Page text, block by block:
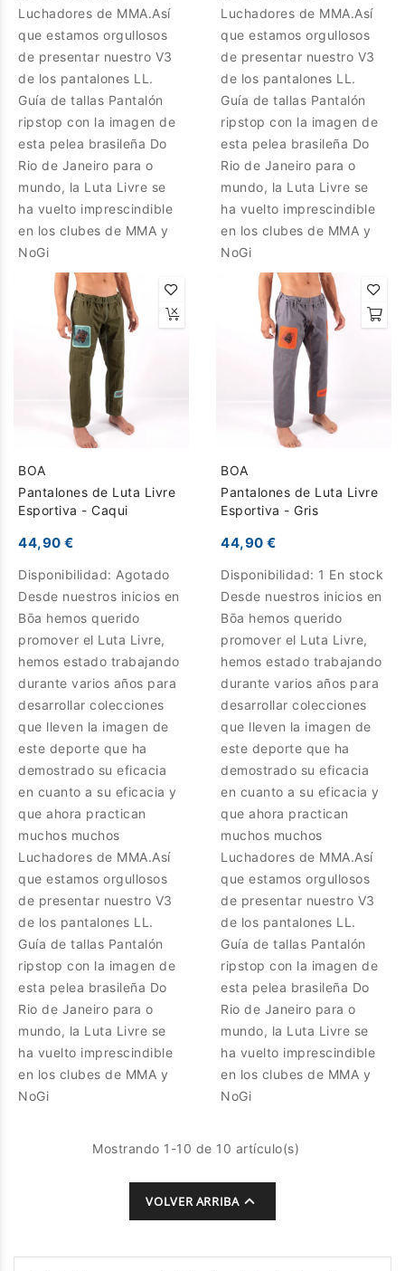
Luchadores de MMA.Así
que estamos orgullosos
de presentar nuestro V3
de los pantalones LL.
Guía de tallas Pantalón
ripstop con la imagen de
esta pelea brasileña Do
Rio de Janeiro para o
mundo, la Luta Livre se
ha vuelto imprescindible
en los clubes de MMA y
NoGi
Luchadores de MMA.Así
que estamos orgullosos
de presentar nuestro V3
de los pantalones LL.
Guía de tallas Pantalón
ripstop con la imagen de
esta pelea brasileña Do
Rio de Janeiro para o
mundo, la Luta Livre se
ha vuelto imprescindible
en los clubes de MMA y
NoGi
BOA
Pantalones de Luta Livre
Esportiva - Caqui
44,90 €
Disponibilidad: Agotado
Desde nuestros inicios en
Bōa hemos querido
promover el Luta Livre,
hemos estado trabajando
durante varios años para
desarrollar colecciones
que lleven la imagen de
este deporte que ha
demostrado su eficacia
en cuanto a su eficacia y
que ahora practican
muchos muchos
Luchadores de MMA.Así
que estamos orgullosos
de presentar nuestro V3
de los pantalones LL.
Guía de tallas Pantalón
ripstop con la imagen de
esta pelea brasileña Do
Rio de Janeiro para o
mundo, la Luta Livre se
ha vuelto imprescindible
en los clubes de MMA y
NoGi
BOA
Pantalones de Luta Livre
Esportiva - Gris
44,90 €
Disponibilidad: 1 En stock
Desde nuestros inicios en
Bōa hemos querido
promover el Luta Livre,
hemos estado trabajando
durante varios años para
desarrollar colecciones
que lleven la imagen de
este deporte que ha
demostrado su eficacia
en cuanto a su eficacia y
que ahora practican
muchos muchos
Luchadores de MMA.Así
que estamos orgullosos
de presentar nuestro V3
de los pantalones LL.
Guía de tallas Pantalón
ripstop con la imagen de
esta pelea brasileña Do
Rio de Janeiro para o
mundo, la Luta Livre se
ha vuelto imprescindible
en los clubes de MMA y
NoGi
Mostrando 1-10 de 10 artículo(s)
VOLVER ARRIBA